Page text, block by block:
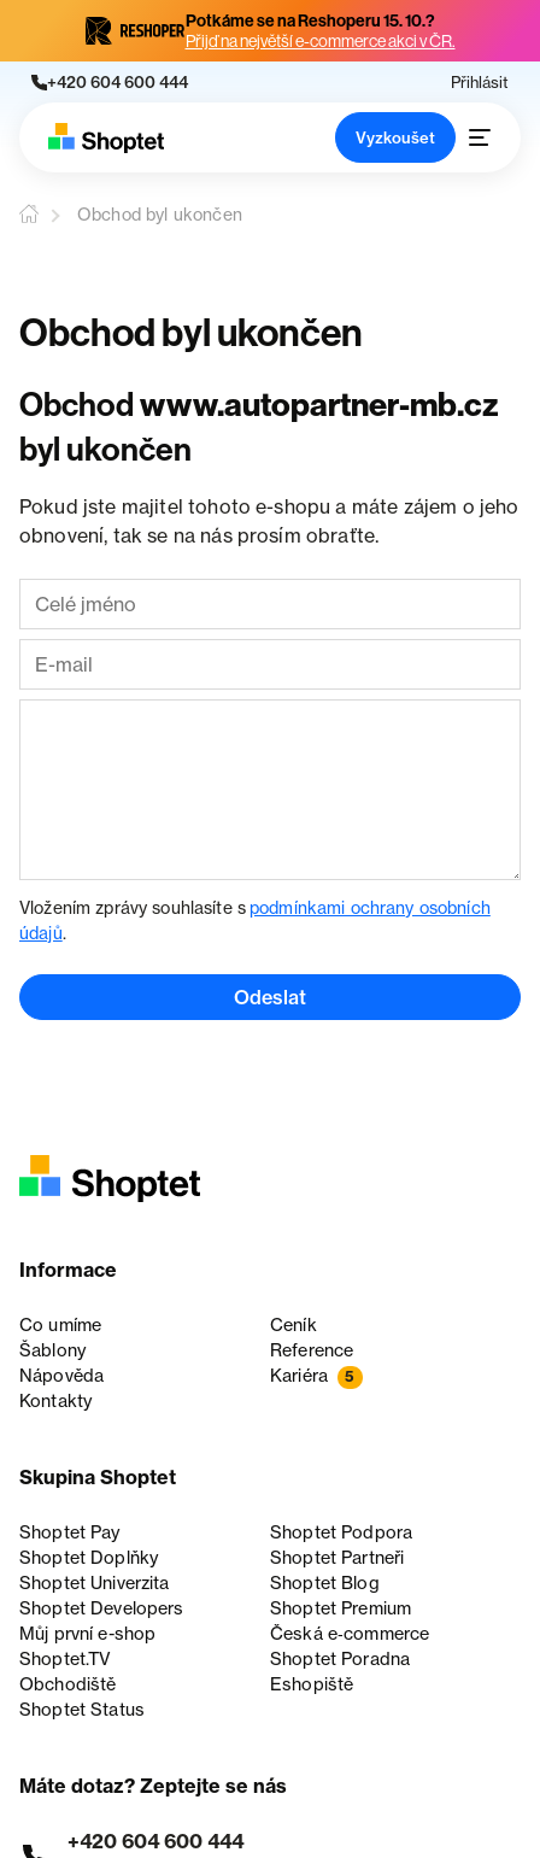
Potkáme se na Reshoperu 15. 10.?
Přijď na největší e-commerce akci v ČR.
+420 604 600 444 Přihlásit
Vyzkoušet
Obchod byl ukončen
Obchod byl ukončen
Obchodwww.autopartner-mb.cz
byl ukončen
Pokud jste majitel tohoto e-shopu a máte zájem o jeho
obnovení, tak se na nás prosím obraťte.
Vložením zprávy souhlasíte spodmínkami ochrany osobních
údajů.
Odeslat
Informace
Co umíme
Ceník
Šablony
Reference
Nápověda
Kariéra 5
Kontakty
Skupina Shoptet
Shoptet Pay
Shoptet Podpora
Shoptet Doplňky
Shoptet Partneři
Shoptet Univerzita
Shoptet Blog
Shoptet Developers
Shoptet Premium
Můj první e-shop
Česká e‑commerce
Shoptet.TV
Shoptet Poradna
Obchodiště
Eshopiště
Shoptet Status
Máte dotaz? Zeptejte se nás
+420 604 600 444